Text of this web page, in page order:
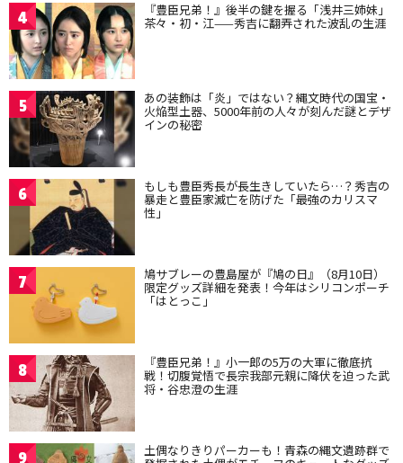
4 『豊臣兄弟！』後半の鍵を握る「浅井三姉妹」
茶々・初・江——秀吉に翻弄された波乱の生涯
5 あの装飾は「炎」ではない？縄文時代の国宝・
火焔型土器、5000年前の人々が刻んだ謎とデザ
インの秘密
6 もしも豊臣秀長が長生きしていたら…？秀吉の
暴走と豊臣家滅亡を防げた「最強のカリスマ
性」
7 鳩サブレーの豊島屋が『鳩の日』（8月10日）
限定グッズ詳細を発表！今年はシリコンポーチ
「はとっこ」
8 『豊臣兄弟！』小一郎の5万の大軍に徹底抗
戦！切腹覚悟で長宗我部元親に降伏を迫った武
将・谷忠澄の生涯
9 土偶なりきりパーカーも！青森の縄文遺跡群で